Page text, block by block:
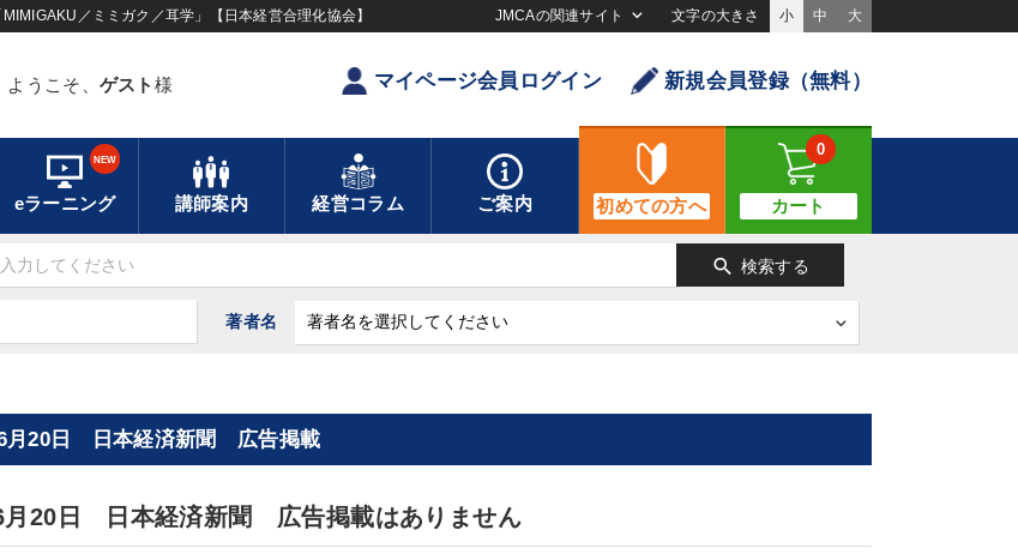
／ミミガク／耳学」【日本経営合理化協会】 JMCAの関連サイト 文字の大きさ 小 中 大
ようこそ、 ゲスト 様 マイページ会員ログイン 新規会員登録（無料）
eラーニング
NEW
講師案内 経営コラム ご案内 初めての方へ カート
0
search 検索する
著者名
月20日 日本経済新聞 広告掲載
月20日 日本経済新聞 広告掲載はありません